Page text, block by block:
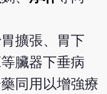
擴張、胃下
臟器下垂病
同用以增強療